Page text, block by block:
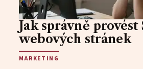
Jak správně provést
webových stránek
MARKETING